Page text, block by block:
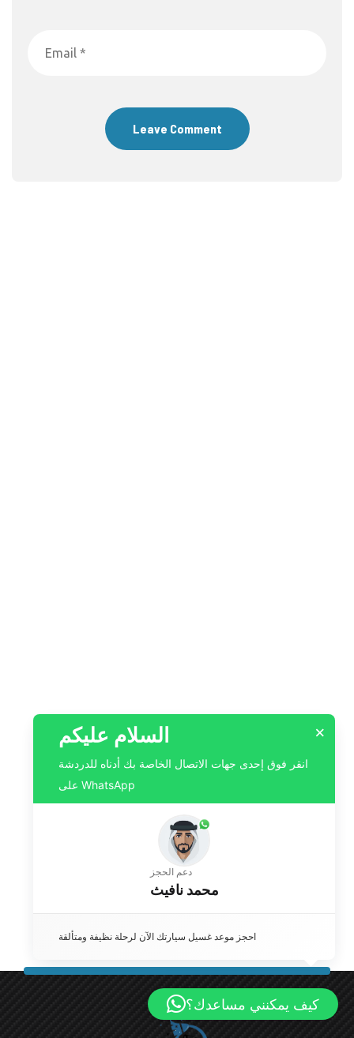
× السلام عليكم
انقر فوق إحدى جهات الاتصال الخاصة بك أدناه للدردشة
على WhatsApp
دعم الحجز
محمد نافيث
احجز موعد غسيل سيارتك الآن لرحلة نظيفة ومتألقة
كيف يمكنني مساعدك؟